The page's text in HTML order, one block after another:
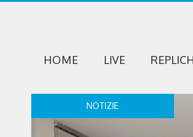
HOME LIVE
NOTIZIE